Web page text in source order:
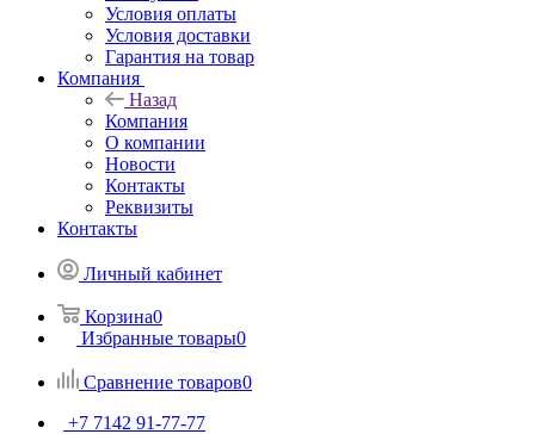
Условия оплаты
Условия доставки
Гарантия на товар
Компания
Назад
Компания
О компании
Новости
Контакты
Реквизиты
Контакты
Личный кабинет
Корзина0
Избранные товары0
Сравнение товаров0
+7 7142 91-77-77